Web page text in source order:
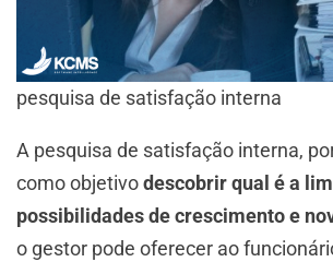
pesquisa de satisfação interna
A pesquisa de satisfação interna,
como objetivodescobrir qual é a
possibilidades de crescimento e
o gestor pode oferecer ao